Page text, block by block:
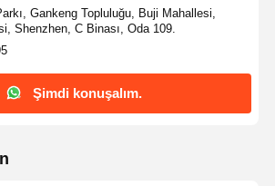
Gankeng Topluluğu, Buji Mahallesi,
Shenzhen, C Binası, Oda 109.
Şimdi konuşalım.